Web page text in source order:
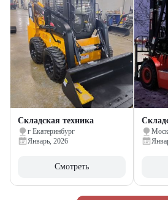
Складская техника
г Екатеринбург
Январь, 2026
Смотреть